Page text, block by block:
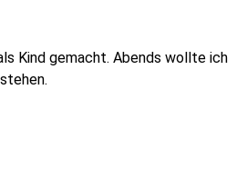
Kind gemacht. Abends wollte ich